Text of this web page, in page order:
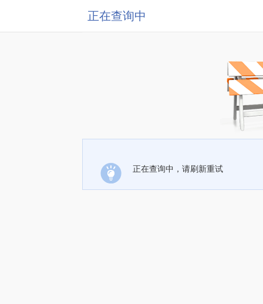
正在查询中
正在查询中，请刷新重试